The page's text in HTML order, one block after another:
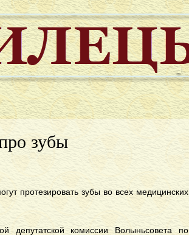
зубы
протезировать зубы во всех медицинских
депутатской комиссии Волыньсовета по